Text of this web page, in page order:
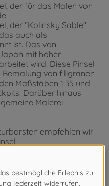
der für das Malen von
der "Kolinsky Sable"
auch als
ist. Das von
mit hoher
wird. Diese Pinsel
von filigranen
Maßstäben 1:35 und
Darüber hinaus
Malerei
empfehlen wir